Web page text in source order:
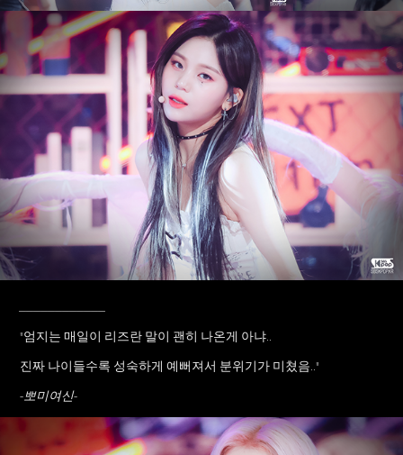
"엄지는 매일이 리즈란 말이 괜히 나온게 아냐..
진짜 나이들수록 성숙하게 예뻐져서 분위기가 미쳤음.."
-뽀미여신-